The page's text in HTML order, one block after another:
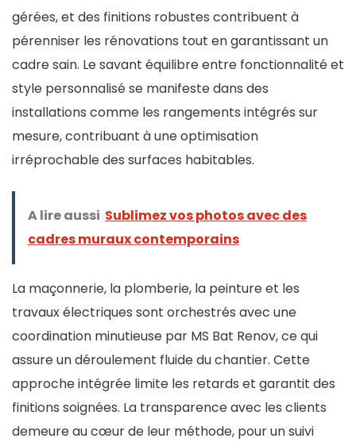
gérées, et des finitions robustes contribuent à
pérenniser les rénovations tout en garantissant un
cadre sain. Le savant équilibre entre fonctionnalité et
style personnalisé se manifeste dans des
installations comme les rangements intégrés sur
mesure, contribuant à une optimisation
irréprochable des surfaces habitables.
A lire aussi Sublimez vos photos avec des
cadres muraux contemporains
La maçonnerie, la plomberie, la peinture et les
travaux électriques sont orchestrés avec une
coordination minutieuse par MS Bat Renov, ce qui
assure un déroulement fluide du chantier. Cette
approche intégrée limite les retards et garantit des
finitions soignées. La transparence avec les clients
demeure au cœur de leur méthode, pour un suivi